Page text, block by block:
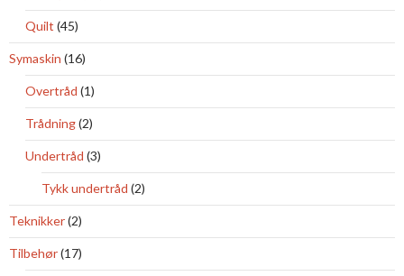
Quilt (45)
Symaskin (16)
Overtråd (1)
Trådning(2)
Undertråd (3)
Tykk undertråd (2)
Teknikker(2)
Tilbehør(17)